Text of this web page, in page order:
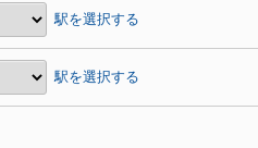
駅を選択する
駅を選択する